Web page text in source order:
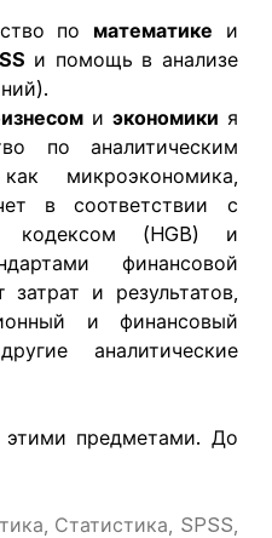
по математике и
и помощь в анализе
и экономики я
по аналитическим
микроэкономика,
в соответствии с
кодексом (HGB) и
финансовой
и результатов,
и финансовый
аналитические
предметами. До
Статистика, SPSS,